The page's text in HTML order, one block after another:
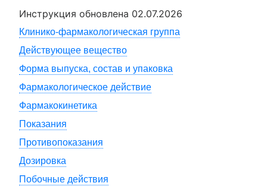
Инструкция обновлена 02.07.2026
Клинико-фармакологическая группа
Действующее вещество
Форма выпуска, состав и упаковка
Фармакологическое действие
Фармакокинетика
Показания
Противопоказания
Дозировка
Побочные действия